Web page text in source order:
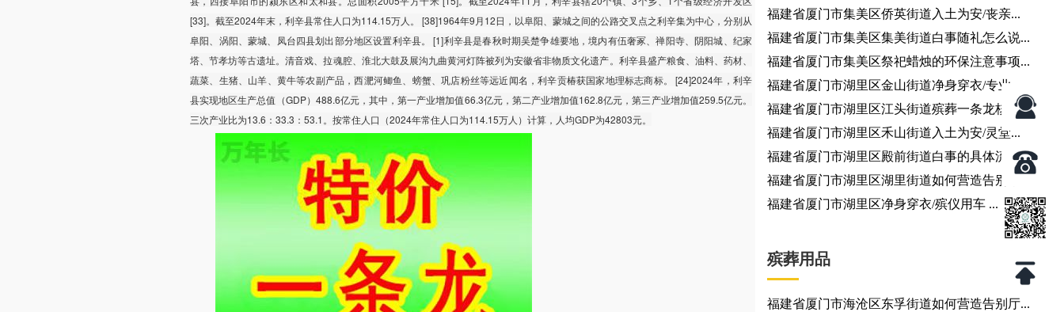
[33]。截至2024年末，利辛县常住人口为114.15万人。 [38]1964年9月12日，以阜阳、蒙城之间的公路交叉点之利辛集为中心，分别从
阜阳、涡阳、蒙城、凤台四县划出部分地区设置利辛县。 [1]利辛县是春秋时期吴楚争雄要地，境内有伍奢冢、禅阳寺、阴阳城、纪家
塔、节孝坊等古遗址。清音戏、拉魂腔、淮北大鼓及展沟九曲黄河灯阵被列为安徽省非物质文化遗产。利辛县盛产粮食、油料、药材、
蔬菜、生猪、山羊、黄牛等农副产品，西淝河鲫鱼、螃蟹、巩店粉丝等远近闻名，利辛贡椿获国家地理标志商标。 [24]2024年，利辛
县实现地区生产总值（GDP）488.6亿元，其中，第一产业增加值66.3亿元，第二产业增加值162.8亿元，第三产业增加值259.5亿元。
三次产业比为13.6：33.3：53.1。按常住人口（2024年常住人口为114.15万人）计算，人均GDP为42803元。
福建省厦门市集美区侨英街道入土为安/丧亲...
福建省厦门市集美区集美街道白事随礼怎么说...
福建省厦门市集美区祭祀蜡烛的环保注意事项...
福建省厦门市湖里区金山街道净身穿衣/专业...
福建省厦门市湖里区江头街道殡葬一条龙核心...
福建省厦门市湖里区禾山街道入土为安/灵堂...
福建省厦门市湖里区殿前街道白事的具体流程...
福建省厦门市湖里区湖里街道如何营造告别厅...
福建省厦门市湖里区净身穿衣/殡仪用车 ...
殡葬用品
福建省厦门市海沧区东孚街道如何营造告别厅...